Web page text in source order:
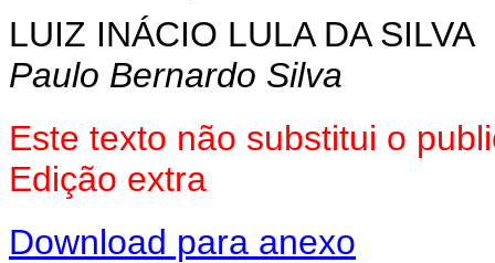
LUIZ INÁCIO LULA DA SILVA
Paulo Bernardo Silva
Este texto não substitui o
Edição extra
Download para anexo